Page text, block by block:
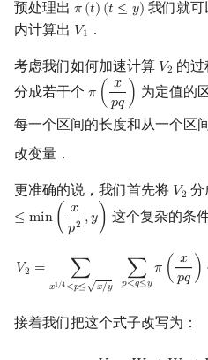
预处理出 𝜋(𝑡) (𝑡 ≤ 𝑦)
π (t)( t≤ y) 我们就可
内计算出 𝑉1
V1 ．
考虑我们如何加速计算 𝑉2
V2 的
分成若干个 𝜋 ( 𝑥
𝑝𝑞 )
π x pq
为定值的
每一个区间的长度和从一个区
改变量．
更准确的说，我们首先将 𝑉2
V2 分
≤ min ( 𝑥
𝑝2 ,𝑦) 这个复杂的条
𝑉2 = ∑
𝑥1/4<𝑝≤√𝑥/𝑦
∑
𝑝<𝑞≤𝑦
𝜋 ( 𝑥
𝑝𝑞 )
V2 <p≤ p<q π xp q
接着我们把这个式子改写为：